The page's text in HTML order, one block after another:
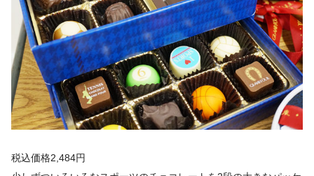
税込価格2,484円